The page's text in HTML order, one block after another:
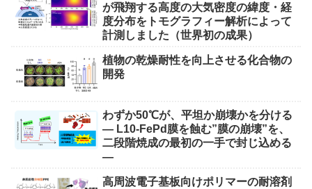
が飛翔する高度の大気密度の緯度・経
度分布をトモグラフィー解析によって
計測しました（世界初の成果）
植物の乾燥耐性を向上させる化合物の
開発
わずか50℃が、平坦か崩壊かを分ける
― L10-FePd膜を蝕む”膜の崩壊”を、
二段階焼成の最初の一手で封じ込める
―
高周波電子基板向けポリマーの耐溶剤